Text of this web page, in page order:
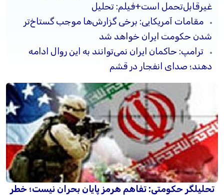
غیرقابل‌تحمل است+فیلم: تحلیل
مقامات آمریکایی: برخی گزارش‌ها موجب گستاخ‌تر
شدن حکومت ایران خواهد شد
ترامپ: حاکمان ایران نمی‌توانند به این روال ادامه
دهند؛ صدای انفجار در قشم
تحلیلگر حکومتی: تفاهم هرمز پایان بحران نیست؛ خطر